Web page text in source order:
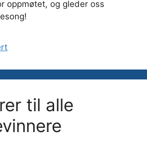
oppmøtet, og gleder oss
til alle